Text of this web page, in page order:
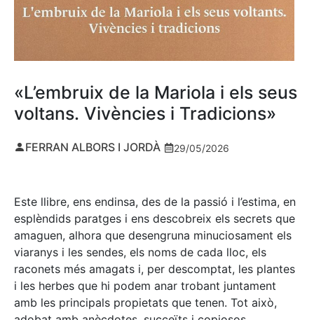
«L’embruix de la Mariola i els seus
voltans. Vivències i Tradicions»
FERRAN ALBORS I JORDÀ 29/05/2026
Este llibre, ens endinsa, des de la passió i l’estima, en
esplèndids paratges i ens descobreix els secrets que
amaguen, alhora que desengruna minuciosament els
viaranys i les sendes, els noms de cada lloc, els
raconets més amagats i, per descomptat, les plantes
i les herbes que hi podem anar trobant juntament
amb les principals propietats que tenen. Tot això,